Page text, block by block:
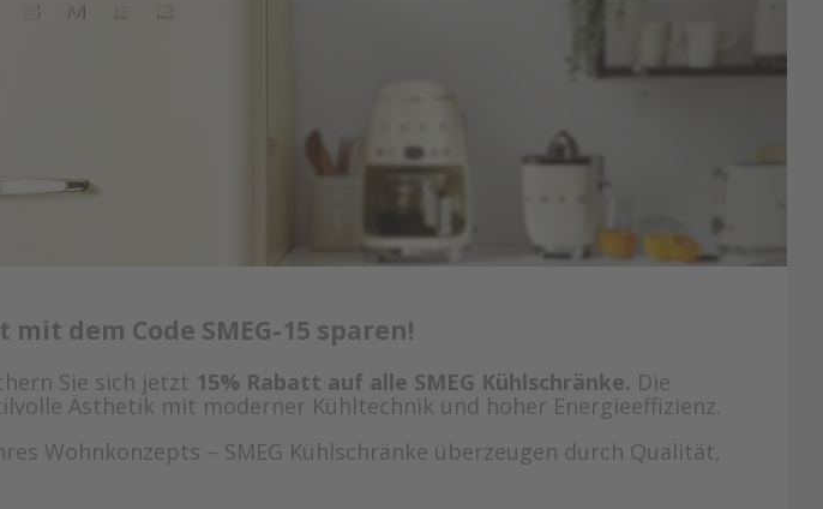
dem Code SMEG-15 sparen!
Sie sich jetzt 15% Rabatt auf alle SMEG Kühlschränke. Die
Ästhetik mit moderner Kühltechnik und hoher Energieeffizienz.
Wohnkonzepts – SMEG Kühlschränke überzeugen durch Qualität,